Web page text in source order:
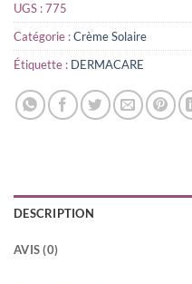
UGS :775
Catégorie :Crème Solaire
Étiquette : DERMACARE
DESCRIPTION
AVIS (0)